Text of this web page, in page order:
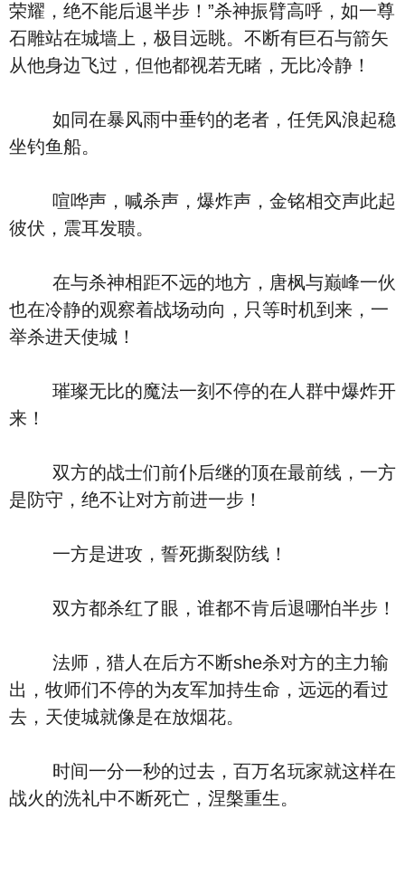
荣耀，绝不能后退半步！”杀神振臂高呼，如一尊
石雕站在城墙上，极目远眺。不断有巨石与箭矢
从他身边飞过，但他都视若无睹，无比冷静！
如同在暴风雨中垂钓的老者，任凭风浪起稳
坐钓鱼船。
喧哗声，喊杀声，爆炸声，金铭相交声此起
彼伏，震耳发聩。
在与杀神相距不远的地方，唐枫与巅峰一伙
也在冷静的观察着战场动向，只等时机到来，一
举杀进天使城！
璀璨无比的魔法一刻不停的在人群中爆炸开
来！
双方的战士们前仆后继的顶在最前线，一方
是防守，绝不让对方前进一步！
一方是进攻，誓死撕裂防线！
双方都杀红了眼，谁都不肯后退哪怕半步！
法师，猎人在后方不断she杀对方的主力输
出，牧师们不停的为友军加持生命，远远的看过
去，天使城就像是在放烟花。
时间一分一秒的过去，百万名玩家就这样在
战火的洗礼中不断死亡，涅槃重生。